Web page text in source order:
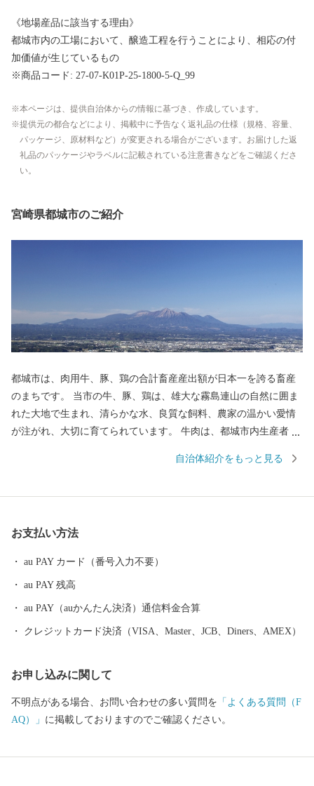
《地場産品に該当する理由》
都城市内の工場において、醸造工程を行うことにより、相応の付
加価値が生じているもの
※商品コード: 27-07-K01P-25-1800-5-Q_99
本ページは、提供自治体からの情報に基づき、作成しています。
提供元の都合などにより、掲載中に予告なく返礼品の仕様（規格、容量、
パッケージ、原材料など）が変更される場合がございます。お届けした返
礼品のパッケージやラベルに記載されている注意書きなどをご確認くださ
い。
宮崎県都城市のご紹介
都城市は、肉用牛、豚、鶏の合計畜産産出額が日本一を誇る畜産
のまちです。 当市の牛、豚、鶏は、雄大な霧島連山の自然に囲ま
れた大地で生まれ、清らかな水、良質な飼料、農家の温かい愛情
が注がれ、大切に育てられています。 牛肉は、都城市内生産者の
徴です。 5年に一度和牛の日本一を決める「第12回全国和牛能力
質な肉質が特徴で多くのブランド豚が確立されています。 鶏肉
イモや地下深くからくみ上げられた清らかな水などを原料に作ら
れ、全国の愛飲家に愛されています。市内４つの蔵元が生み出
す、吟味を重ねた味わい深い個性的な焼酎は、たくさんの人たち
自治体紹介をもっと見る
お支払い方法
au PAY カード（番号入力不要）
au PAY 残高
au PAY（auかんたん決済）通信料金合算
クレジットカード決済（VISA、Master、JCB、Diners、AMEX）
お申し込みに関して
不明点がある場合、お問い合わせの多い質問を 「よくある質問（F
AQ）」 に掲載しておりますのでご確認ください。